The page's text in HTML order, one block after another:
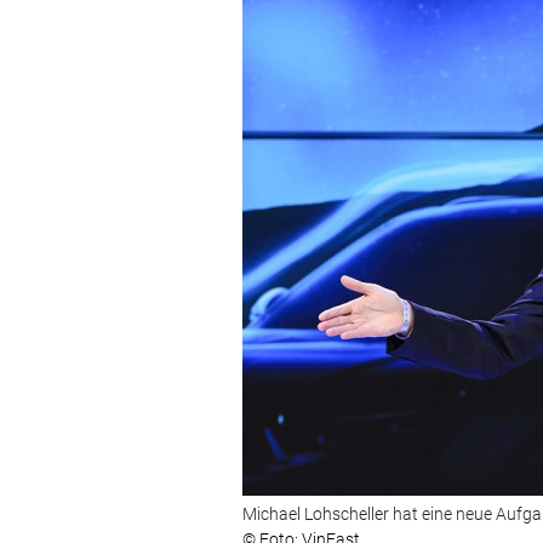
Michael Lohscheller hat eine neue